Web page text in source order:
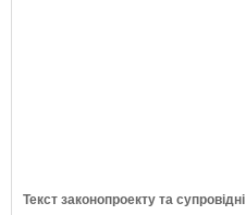
Текст законопроекту та супровідні